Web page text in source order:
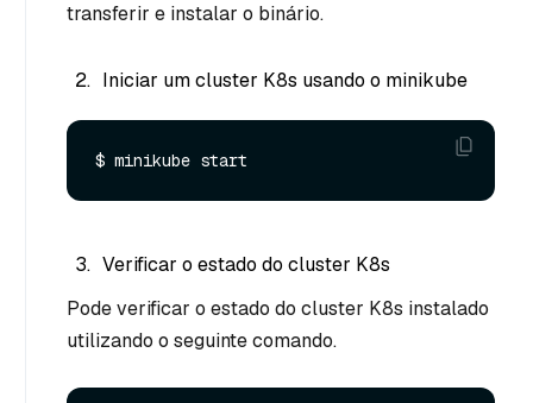
transferir e instalar o binário.
Iniciar um cluster K8s usando o minikube
Verificar o estado do cluster K8s
Pode verificar o estado do cluster K8s instalado
utilizando o seguinte comando.